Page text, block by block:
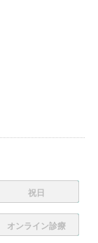
祝日
オンライン診療